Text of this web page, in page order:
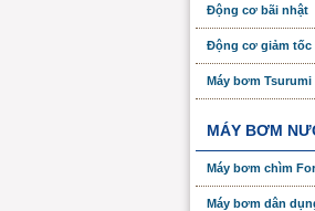
Động cơ bãi nhật
Động cơ giảm tốc
Máy bơm Tsurumi
MÁY BƠM
Máy bơm chìm
Máy bơm dân